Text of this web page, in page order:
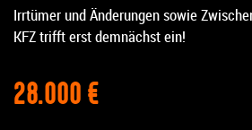
Irrtümer und Änderungen sowie
KFZ trifft erst demnächst ein!
28.000 €